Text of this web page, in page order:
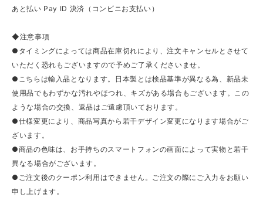
あと払い Pay ID 決済（コンビニお支払い）
◆注意事項
●タイミングによっては商品在庫切れにより、注文キャンセルとさせて
いただく恐れもございますので予めご了承くださいませ。
●こちらは輸入品となります。日本製とは検品基準が異なる為、新品未
使用品でもわずかな汚れやほつれ、キズがある場合もございます。この
ような場合の交換、返品はご遠慮頂いております。
●仕様変更により、商品写真から若干デザイン変更になります場合がご
ざいます。
●商品の色味は、お手持ちのスマートフォンの画面によって実物と若干
異なる場合がございます。
●ご注文後のクーポン利用はできません。ご注文の際にご入力をお願い
申し上げます。